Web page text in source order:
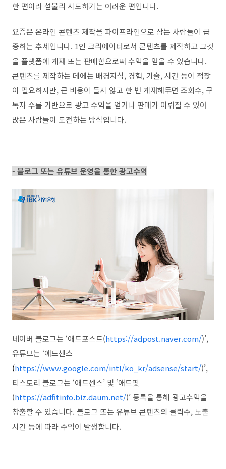
한 편이라 섣불리 시도하기는 어려운 편입니다.
요즘은 온라인 콘텐츠 제작을 파이프라인으로 삼는 사람들이 급
증하는 추세입니다. 1인 크리에이터로서 콘텐츠를 제작하고 그것
을 플랫폼에 게재 또는 판매함으로써 수익을 얻을 수 있습니다.
콘텐츠를 제작하는 데에는 배경지식, 경험,기술,시간 등이 적잖
이 필요하지만,큰 비용이 들지 않고 한 번 게재해두면 조회수,구
독자 수를 기반으로 광고 수익을 얻거나 판매가 이뤄질 수 있어
많은 사람들이 도전하는 방식입니다.
- 블로그 또는 유튜브 운영을 통한 광고수익
네이버 블로그는 ‘애드포스트(https://adpost.naver.com/)’,
유튜브는 ‘애드센스
(https://www.google.com/intl/ko_kr/adsense/start/)’,
티스토리 블로그는 ‘애드센스’ 및 ‘애드핏
(https://adfitinfo.biz.daum.net/)’등록을 통해 광고수익을
창출할 수 있습니다. 블로그 또는 유튜브 콘텐츠의 클릭수,노출
시간 등에 따라 수익이 발생합니다.